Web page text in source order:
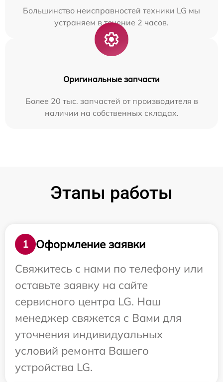
Большинство неисправностей техники LG мы
устраняем в течение 2 часов.
Оригинальные запчасти
Более 20 тыс. запчастей от производителя в
наличии на собственных складах.
Этапы работы
1
Оформление заявки
Свяжитесь с нами по телефону или
оставьте заявку на сайте
сервисного центра LG. Наш
менеджер свяжется с Вами для
уточнения индивидуальных
условий ремонта Вашего
устройства LG.